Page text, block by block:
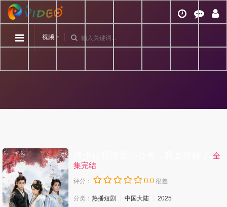
视频
全
集完结
评分： 0.0 很差
分类： 热播短剧 中国大陆
2025